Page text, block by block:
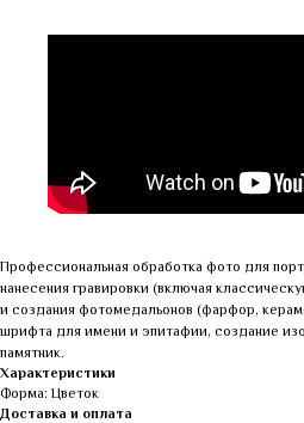
Профессиональная обработка фото для
нанесения гравировки (включая
и создания фотомедальонов (фарфор,
шрифта для имени и эпитафии, создание
памятник.
Характеристики
Форма: Цветок
Доставка и оплата